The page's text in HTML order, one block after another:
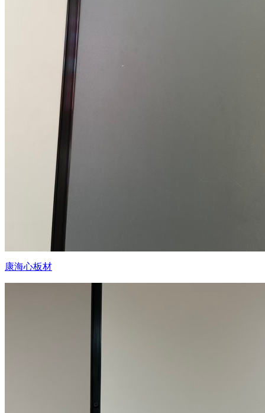
康海心板材